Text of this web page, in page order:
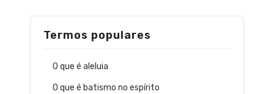
Termos populares
O que é aleluia
O que é batismo no espírito